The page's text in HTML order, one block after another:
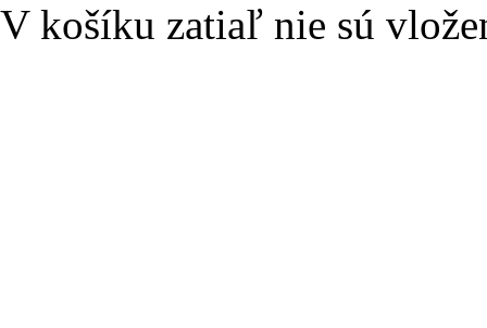
V košíku zatiaľ nie sú